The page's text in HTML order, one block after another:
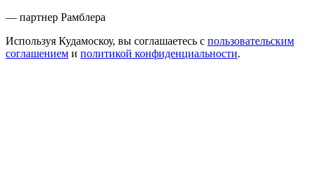
— партнер Рамблера
Используя Кудамоскоу, вы соглашаетесь с пользовательским
соглашением и политикой конфиденциальности.